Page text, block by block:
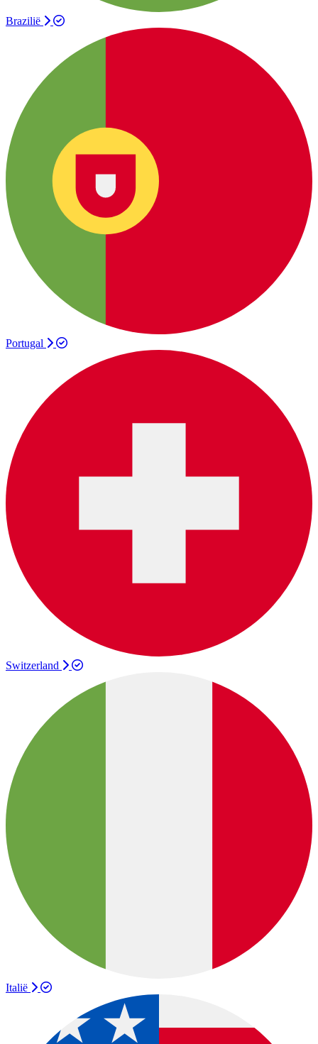
Brazilië
Portugal
Switzerland
Italië